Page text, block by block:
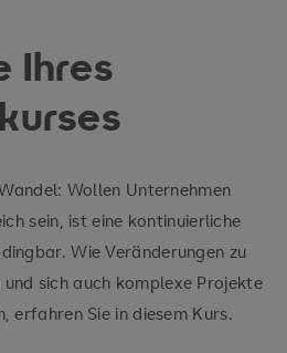
Ihres
Wollen Unternehmen
sein, ist eine kontinuierliche
Wie Veränderungen zu
sich auch komplexe Projekte
erfahren Sie in diesem Kurs.